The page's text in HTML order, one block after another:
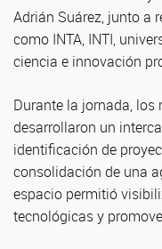
Adrián Suárez, junto a
como INTA, INTI,
ciencia e innovación
Durante la jornada,
desarrollaron un
identificación de
consolidación de una
espacio permitió
tecnológicas y